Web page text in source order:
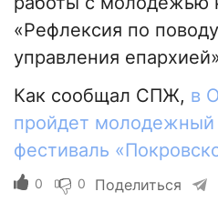
«Рефлексия по
управления
Как сообщал СПЖ, в
пройдет
фестиваль
0 0 Поделиться